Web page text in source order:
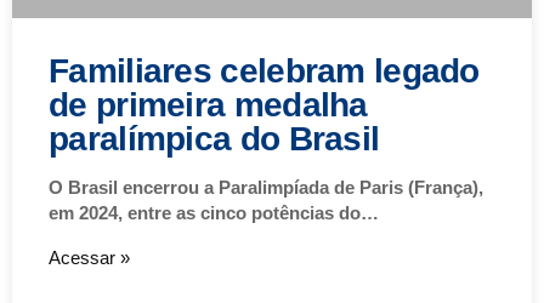
Familiares celebram legado
de primeira medalha
paralímpica do Brasil
O Brasil encerrou a Paralimpíada de Paris (França),
em 2024, entre as cinco potências do…
Acessar »